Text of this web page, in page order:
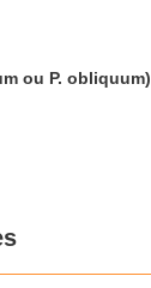
ou P. obliquum)